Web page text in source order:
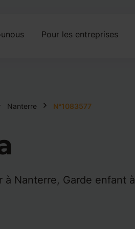
Pour les entreprises
Nanterre N°1083577
à Nanterre, Garde enfant à